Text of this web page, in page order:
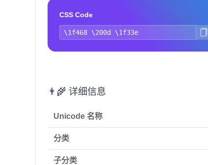
CSS Code
👨‍🌾 详细信息
Unicode 名称
分类
子分类